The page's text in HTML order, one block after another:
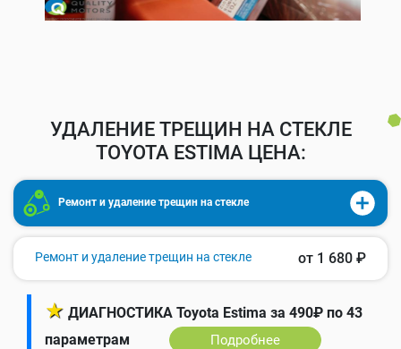
УДАЛЕНИЕ ТРЕЩИН НА СТЕКЛЕ
TOYOTA ESTIMA ЦЕНА:
Ремонт и удаление трещин на стекле
Ремонт и удаление трещин на стекле от 1 680 ₽
★ ДИАГНОСТИКА Toyota Estima за 490₽ по 43
параметрам
Подробнее